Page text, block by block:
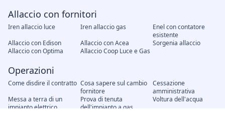
Allaccio con fornitori
Iren allaccio luce Iren allaccio gas
Enel con contatore
esistente
Allaccio con Edison
Allaccio con Acea
Sorgenia allaccio
Allaccio con Optima
Allaccio Coop Luce e Gas
Operazioni
Come disdire il contratto Cosa sapere sul cambio
fornitore
Cessazione
amministrativa
Messa a terra di un
impianto elettrico
Prova di tenuta
dell'impianto a gas
Voltura dell'acqua